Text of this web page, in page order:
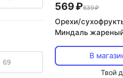
569 ₽639 ₽
Орехи/
Миндаль
В
Твой